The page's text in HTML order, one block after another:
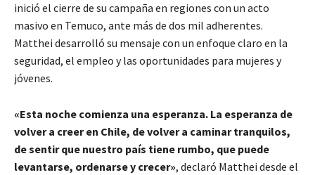
inició el cierre de su campaña en regiones con un acto
masivo en Temuco, ante más de dos mil adherentes.
Matthei desarrolló su mensaje con un enfoque claro en la
seguridad, el empleo y las oportunidades para mujeres y
jóvenes.
«Esta noche comienza una esperanza. La esperanza de
volver a creer en Chile, de volver a caminar tranquilos,
de sentir que nuestro país tiene rumbo, que puede
levantarse, ordenarse y crecer», declaró Matthei desde el